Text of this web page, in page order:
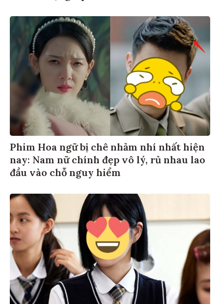
Phim Hoa ngữ bị chê nhảm nhí nhất hiện
nay: Nam nữ chính đẹp vô lý, rủ nhau lao
đầu vào chỗ nguy hiểm